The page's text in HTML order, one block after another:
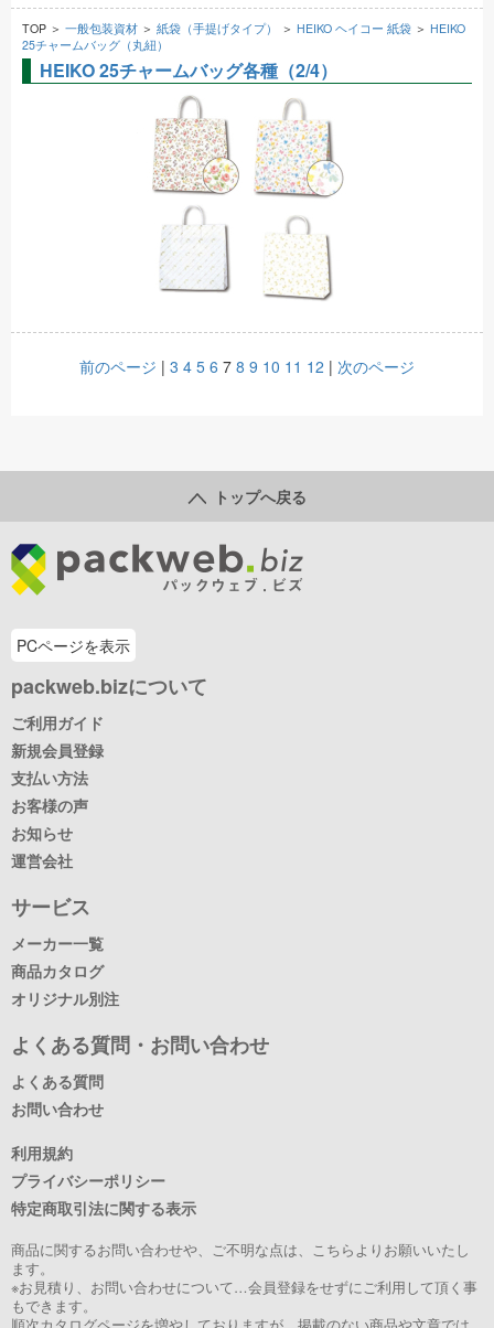
TOP ＞ 一般包装資材 ＞ 紙袋（手提げタイプ） ＞ HEIKO ヘイコー 紙袋 ＞ HEIKO
25チャームバッグ（丸紐）
HEIKO 25チャームバッグ各種（2/4）
前のページ | 3 4 5 6 7 8 9 10 11 12 | 次のページ
トップへ戻る
PCページを表示
packweb.bizについて
ご利用ガイド
新規会員登録
支払い方法
お客様の声
お知らせ
運営会社
サービス
メーカー一覧
商品カタログ
オリジナル別注
よくある質問・お問い合わせ
よくある質問
お問い合わせ
利用規約
プライバシーポリシー
特定商取引法に関する表示
商品に関するお問い合わせや、ご不明な点は、こちらよりお願いいたし
ます。
※お見積り、お問い合わせについて…会員登録をせずにご利用して頂く事
もできます。